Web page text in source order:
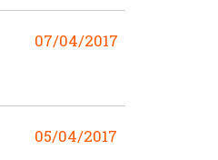
07/04/2017
05/04/2017